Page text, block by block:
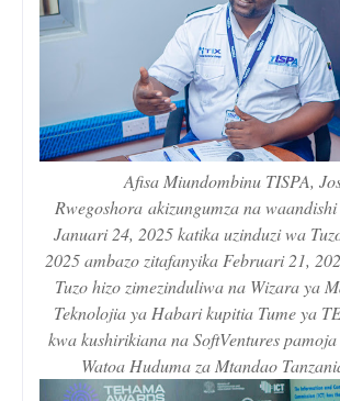
Afisa Miundombinu TISPA,
Rwegoshora akizungumza na
Januari 24, 2025 katika uzinduzi wa
2025 ambazo zitafanyika Februari 21,
Tuzo hizo zimezinduliwa na Wizara ya
Teknolojia ya Habari kupitia Tume ya
kwa kushirikiana na SoftVentures
Watoa Huduma za Mtandao